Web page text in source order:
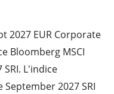
2027 EUR Corporate
Bloomberg MSCI
L'indice
2027 SRI